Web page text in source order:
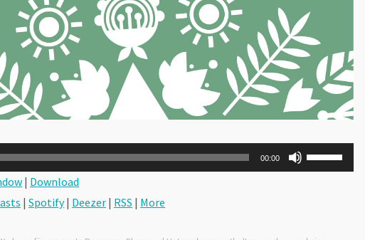
00:00
Hoch/Runter
benutzen,
| Download
| Spotify| Deezer | RSS | More